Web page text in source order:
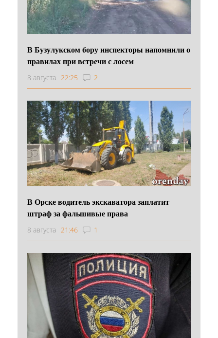
В Бузулукском бору инспекторы напомнили о
правилах при встречи с лосем
8 августа 22:25 2
В Орске водитель экскаватора заплатит
штраф за фальшивые права
8 августа 21:46 1